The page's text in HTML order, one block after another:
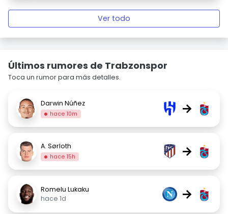
Ver todo
Últimos rumores de Trabzonspor
Toca un rumor para más detalles.
Darwin Núñez
hace 10m →
A. Sørloth
hace 15h →
Romelu Lukaku
hace 1d
→